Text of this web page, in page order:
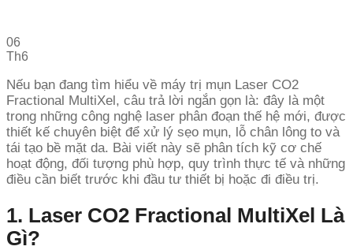
06
Th6
Nếu bạn đang tìm hiểu về máy trị mụn Laser CO2
Fractional MultiXel, câu trả lời ngắn gọn là: đây là một
trong những công nghệ laser phân đoạn thế hệ mới, được
thiết kế chuyên biệt để xử lý sẹo mụn, lỗ chân lông to và
tái tạo bề mặt da. Bài viết này sẽ phân tích kỹ cơ chế
hoạt động, đối tượng phù hợp, quy trình thực tế và những
điều cần biết trước khi đầu tư thiết bị hoặc đi điều trị.
1. Laser CO2 Fractional MultiXel Là
Gì?